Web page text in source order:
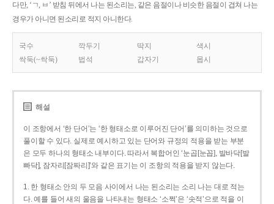
다만, ‘ㄱ, ㅂ’ 받침 뒤에서 나는 된소리는, 같은 음절이나 비슷한 음절이 겹쳐 나는
경우가 아니면 된소리로 적지 아니한다.
국수 깍두기 딱지
색시
싹둑(~싹둑)
법석 갑자기 몹시
해설
이 조항에서 ‘한 단어’는 ‘한 형태소로 이루어진 단어’를 의미하는 것으로
풀이할 수 있다. 실제로 예시하고 있는 단어와 규정의 적용을 받는 부분
은 모두 하나의 형태소 내부이다. 따라서 복합어인 ‘눈곱[눈꼽], 발바닥[발
빠닥], 잠자리[잠짜리]’와 같은 표기는 이 조항의 적용을 받지 않는다.
1. 한 형태소 안의 두 모음 사이에서 나는 된소리는 소리 나는 대로 적는
다. 예를 들어 새의 울음을 나타내는 형태소 ‘소쩍’은 ‘솟적’으로 적을 이